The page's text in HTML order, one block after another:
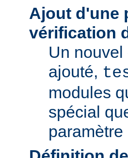
Ajout d'une
vérification
Un
ajouté,
modules
spécial
paramètre